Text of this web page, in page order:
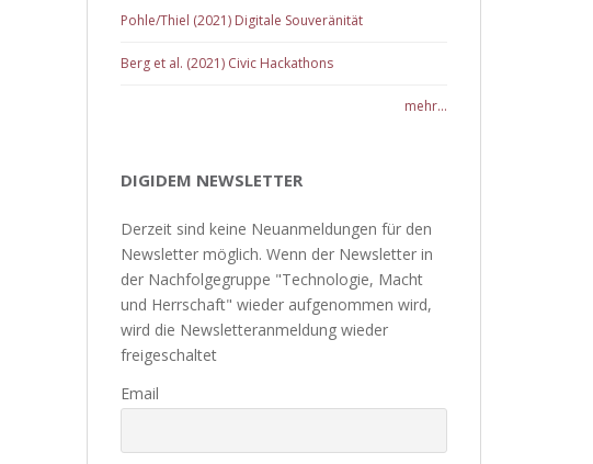
Pohle/Thiel (2021) Digitale Souveränität
Berg et al. (2021) Civic Hackathons
mehr...
DIGIDEM NEWSLETTER
Derzeit sind keine Neuanmeldungen für den
Newsletter möglich. Wenn der Newsletter in
der Nachfolgegruppe "Technologie, Macht
und Herrschaft" wieder aufgenommen wird,
wird die Newsletteranmeldung wieder
freigeschaltet
Email